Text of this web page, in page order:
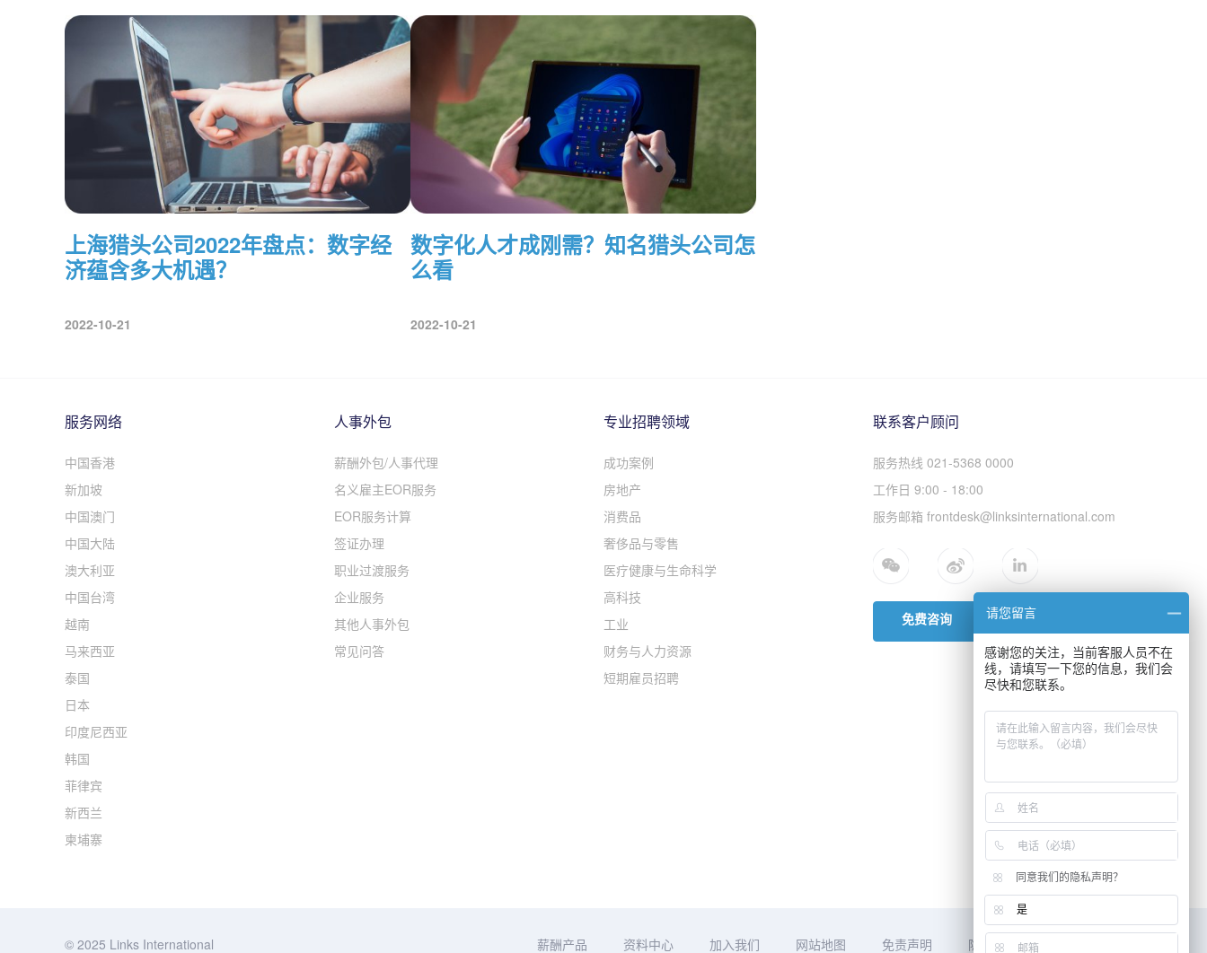
上海猎头公司2022年盘点：数字经
济蕴含多大机遇？
2022-10-21
数字化人才成刚需？知名猎头公司怎
么看
2022-10-21
服务网络
中国香港
新加坡
中国澳门
中国大陆
澳大利亚
中国台湾
越南
马来西亚
泰国
日本
印度尼西亚
韩国
菲律宾
新西兰
柬埔寨
人事外包
薪酬外包/人事代理
名义雇主EOR服务
EOR服务计算
签证办理
职业过渡服务
企业服务
其他人事外包
常见问答
专业招聘领域
成功案例
房地产
消费品
奢侈品与零售
医疗健康与生命科学
高科技
工业
财务与人力资源
短期雇员招聘
联系客户顾问
服务热线 021-5368 0000
工作日 9:00 - 18:00
服务邮箱 frontdesk@linksinternational.com
免费咨询
© 2025 Links International 薪酬产品 资料中心 加入我们 网站地图 免责声明 隐私声明
请您留言
感谢您的关注，当前客服人员不在
线，请填写一下您的信息，我们会
尽快和您联系。
同意我们的隐私声明？
是